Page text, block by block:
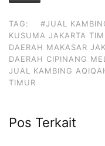
TAG:
#JUAL
KUSUMA JAKARTA
DAERAH MAKASAR
DAERAH CIPINANG
JUAL KAMBING
TIMUR
Pos Terkait